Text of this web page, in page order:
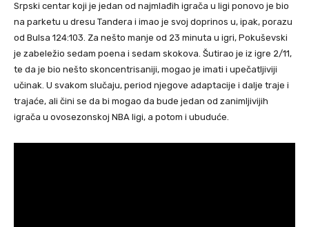
Srpski centar koji je jedan od najmlađih igrača u ligi ponovo je bio
na parketu u dresu Tandera i imao je svoj doprinos u, ipak, porazu
od Bulsa 124:103. Za nešto manje od 23 minuta u igri, Pokuševski
je zabeležio sedam poena i sedam skokova. Šutirao je iz igre 2/11,
te da je bio nešto skoncentrisaniji, mogao je imati i upečatljiviji
učinak. U svakom slučaju, period njegove adaptacije i dalje traje i
trajaće, ali čini se da bi mogao da bude jedan od zanimljivijih
igrača u ovosezonskoj NBA ligi, a potom i ubuduće.